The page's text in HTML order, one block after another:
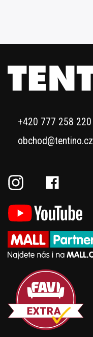
+420 777 258 220
obchod@tentino.cz